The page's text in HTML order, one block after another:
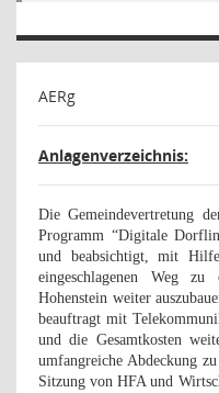
AERg
Anlagenverzeichnis:
Die Gemeindevertretung
Programm “Digitale
und beabsichtigt, mit
eingeschlagenen Weg
Hohenstein weiter
beauftragt mit
und die Gesamtkosten
umfangreiche Abdeckung
Sitzung von HFA und